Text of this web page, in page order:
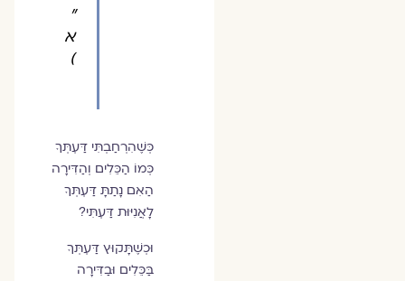
א
כְּשֶׁהִרְחַבְתִּי דַּעְתְּךָ
כְּמוֹ הַכֵּלִים וְהַדִּירָה
הַאִם נָתַתָּ דַּעְתְּךָ
לָאֲנִיּוּת דַּעְתִּי?
וּכְשֶׁתָּקוּץ דַּעְתְּךָ
בַּכֵּלִים וּבַדִּירָה